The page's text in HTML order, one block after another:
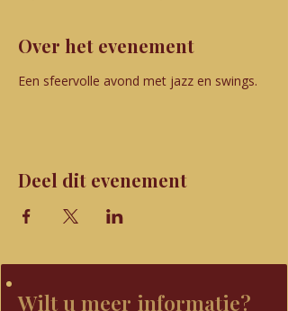
Over het evenement
Een sfeervolle avond met jazz en swings.
Deel dit evenement
Wilt u meer informatie?